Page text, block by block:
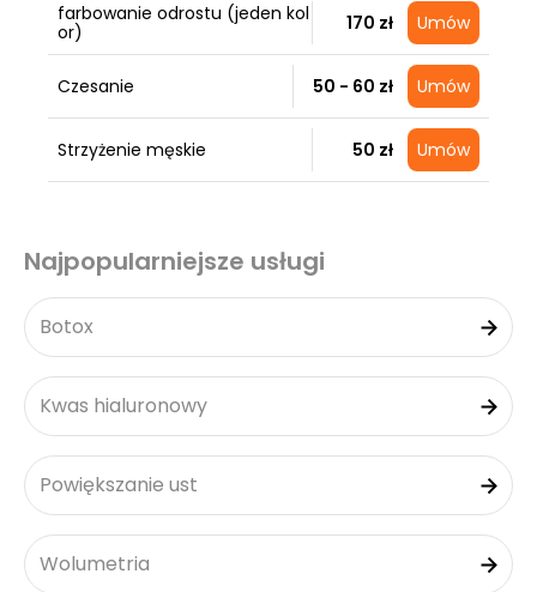
farbowanie odrostu (jeden kol
or)
170 zł Umów
Czesanie 50 - 60 zł Umów
Strzyżenie męskie 50 zł Umów
Najpopularniejsze usługi
Botox
Kwas hialuronowy
Powiększanie ust
Wolumetria